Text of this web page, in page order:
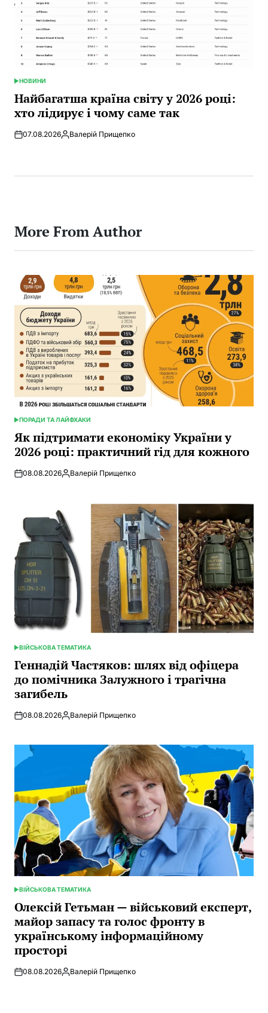
POSTED
IN
НОВИНИ
Найбагатша країна світу у 2026 році:
хто лідирує і чому саме так
07.08.2026Posted
Валерій Прищепко
More From Author
POSTED
IN
ПОРАДИ ТА ЛАЙФХАКИ
Як підтримати економіку України у
2026 році: практичний гід для кожного
08.08.2026Posted
Валерій Прищепко
POSTED
IN
ВІЙСЬКОВА ТЕМАТИКА
Геннадій Частяков: шлях від офіцера
до помічника Залужного і трагічна
загибель
08.08.2026Posted
Валерій Прищепко
POSTED
IN
ВІЙСЬКОВА ТЕМАТИКА
Олексій Гетьман — військовий експерт,
майор запасу та голос фронту в
українському інформаційному
просторі
08.08.2026Posted
Валерій Прищепко